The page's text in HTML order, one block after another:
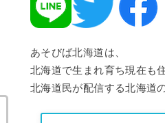
あそびば北海道は、
北海道で生まれ育ち現在も
北海道民が配信する北海道